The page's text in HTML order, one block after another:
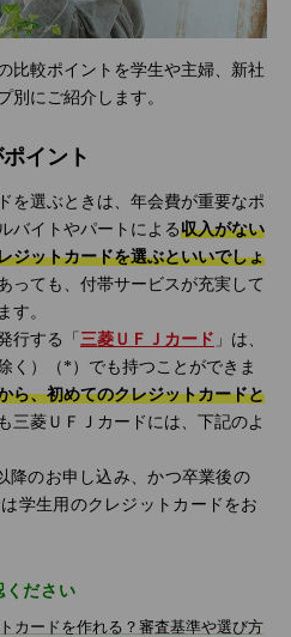
比較ポイントを学生や主婦、新社
別にご紹介します。
イント
を選ぶときは、年会費が重要なポ
バイトやパートによる収入がない
ジットカードを選ぶといいでしょ
っても、付帯サービスが充実して
す。
行する「 三菱ＵＦＪカード 」は、
く）（*）でも持つことができま
ら、初めてのクレジットカードと
三菱ＵＦＪカードには、下記のよ
降のお申し込み、かつ卒業後の
学生用のクレジットカードをお
ください
カードを作れる？審査基準や選び方